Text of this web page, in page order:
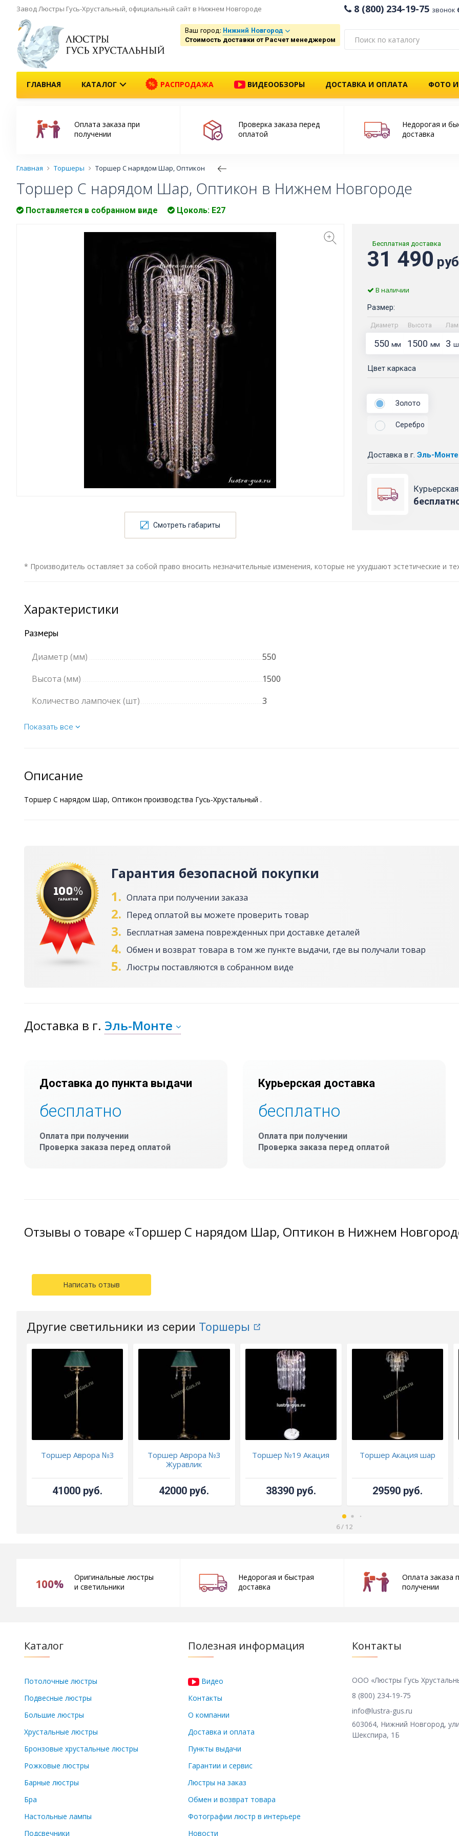
Завод Люстры Гусь-Хрустальный, официальный сайт в Нижнем Новгороде 8 (800) 234-19-75 звонок
Ваш город: Нижний Новгород
Стоимость доставки от Расчет менеджером
ГЛАВНАЯ КАТАЛОГ РАСПРОДАЖА ВИДЕООБЗОРЫ ДОСТАВКА И ОПЛАТА ФОТО
Оплата заказа при
получении
Проверка заказа перед
оплатой
Недорогая и
доставка
Главная Торшеры Торшер С нарядом Шар, Оптикон
Торшер С нарядом Шар, Оптикон в Нижнем Новгороде
Поставляется в собранном виде Цоколь: Е27
Смотреть габариты
Бесплатная доставка
31 490
В наличии
Размер:
Диаметр Высота
550мм 1500 мм 3
Цвет каркаса
Золото
Серебро
Доставка в г. Эль-Монте
* Производитель оставляет за собой право вносить незначительные изменения, которые не ухудшают эстетические и
Характеристики
Размеры
Диаметр (мм)
550
Высота (мм)
1500
Количество лампочек (шт)
3
Показать все
Описание
Торшер С нарядом Шар, Оптикон производства Гусь-Хрустальный .
Гарантия безопасной покупки
1. Оплата при получении заказа
2. Перед оплатой вы можете проверить товар
3. Бесплатная замена поврежденных при доставке деталей
4. Обмен и возврат товара в том же пункте выдачи, где вы получали товар
5. Люстры поставляются в собранном виде
Доставка в г. Эль-Монте
Доставка до пункта выдачи
бесплатно
Оплата при получении
Проверка заказа перед оплатой
Курьерская доставка
бесплатно
Оплата при получении
Проверка заказа перед оплатой
Отзывы о товаре «Торшер С нарядом Шар, Оптикон в Нижнем
Написать отзыв
Другие светильники из серии Торшеры
Торшер Аврора №3
41000 руб.
Торшер Аврора №3
Журавлик
42000 руб.
Торшер №19 Акация
38390 руб.
Торшер Акация шар
29590 руб.
6/ 12
100%
Оригинальные люстры
и светильники
Недорогая и быстрая
доставка
Оплата заказа
получении
Каталог
Потолочные люстры
Подвесные люстры
Большие люстры
Хрустальные люстры
Бронзовые хрустальные люстры
Рожковые люстры
Барные люстры
Бра
Настольные лампы
Подсвечники
Полезная информация
Видео
Контакты
О компании
Доставка и оплата
Пункты выдачи
Гарантии и сервис
Люстры на заказ
Обмен и возврат товара
Фотографии люстр в интерьере
Новости
Контакты
ООО «Люстры Гусь
8 (800) 234-19-75
info@lustra-gus.ru
603064, Нижний Новгород,
Шекспира, 1Б